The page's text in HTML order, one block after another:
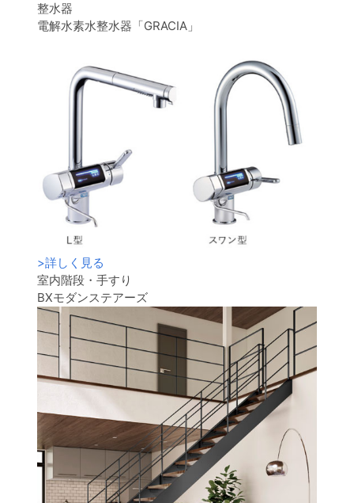
整水器
電解水素水整水器「GRACIA」
>詳しく見る
室内階段・手すり
BXモダンステアーズ